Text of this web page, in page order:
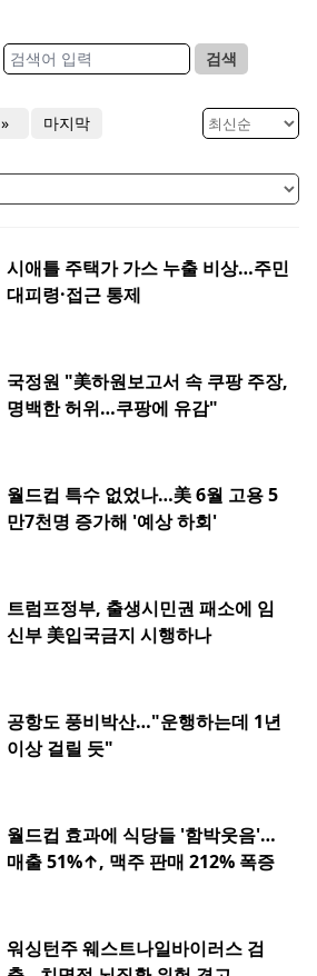
검색
» 마지막
시애틀 주택가 가스 누출 비상…주민
대피령·접근 통제
국정원 "美하원보고서 속 쿠팡 주장,
명백한 허위…쿠팡에 유감"
월드컵 특수 없었나…美 6월 고용 5
만7천명 증가해 '예상 하회'
트럼프정부, 출생시민권 패소에 임
신부 美입국금지 시행하나
공항도 풍비박산…"운행하는데 1년
이상 걸릴 듯"
월드컵 효과에 식당들 '함박웃음'…
매출 51%↑, 맥주 판매 212% 폭증
워싱턴주 웨스트나일바이러스 검